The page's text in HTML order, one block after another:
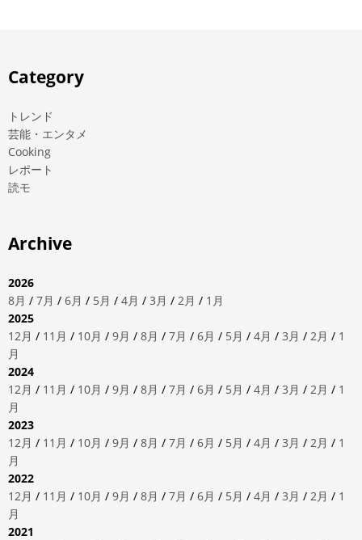
Category
トレンド
芸能・エンタメ
Cooking
レポート
読モ
Archive
2026
8月 / 7月 / 6月 / 5月 / 4月 / 3月 / 2月 / 1月
2025
12月 / 11月 / 10月 / 9月 / 8月 / 7月 / 6月 / 5月 / 4月 / 3月 / 2月 / 1
月
2024
12月 / 11月 / 10月 / 9月 / 8月 / 7月 / 6月 / 5月 / 4月 / 3月 / 2月 / 1
月
2023
12月 / 11月 / 10月 / 9月 / 8月 / 7月 / 6月 / 5月 / 4月 / 3月 / 2月 / 1
月
2022
12月 / 11月 / 10月 / 9月 / 8月 / 7月 / 6月 / 5月 / 4月 / 3月 / 2月 / 1
月
2021